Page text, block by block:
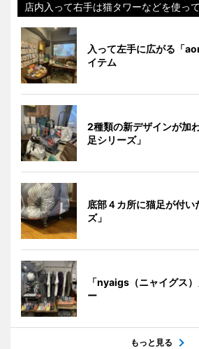
店内入って右手は猫タワーなどを使っ
入って左手に広がる「
イテム
2種類の新デザインが加
足シリーズ」
底部４カ所に猫足が付い
ズ」
「nyaigs（ニャイグス
ー
もっと見る